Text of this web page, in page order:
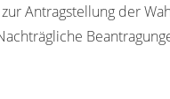
Antragstellung der